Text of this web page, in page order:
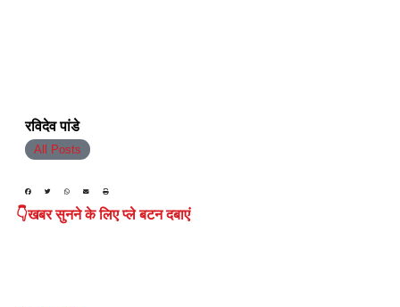
रविदेव पांडे
All Posts
👇खबर सुनने के लिए प्ले बटन दबाएं